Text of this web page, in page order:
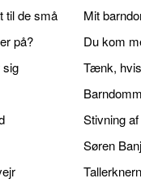
til de små
på?
sig
Mit
Du kom
Tænk,
Stivning
Søren